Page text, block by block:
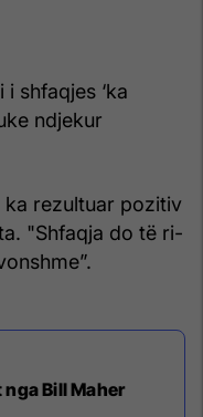
shfaqjes ‘ka
ndjekur
ka rezultuar pozitiv
"Shfaqja do të ri-
Bill Maher